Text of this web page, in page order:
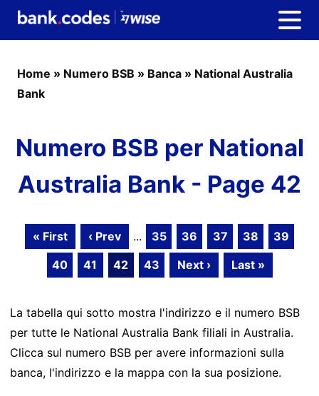
Home » Numero BSB » Banca » National Australia
Bank
Numero BSB per National
Australia Bank - Page 42
« First ‹ Prev ... 35 36 37 38
39
40
41 42 43 Next › Last »
La tabella qui sotto mostra l'indirizzo e il numero BSB
per tutte le National Australia Bank filiali in Australia.
Clicca sul numero BSB per avere informazioni sulla
banca, l'indirizzo e la mappa con la sua posizione.